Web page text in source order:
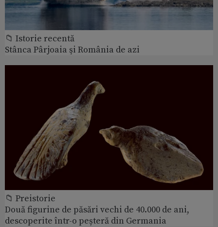
📁 Istorie recentă
Stânca Pârjoaia şi România de azi
📁 Preistorie
Două figurine de păsări vechi de 40.000 de ani,
descoperite într-o peșteră din Germania